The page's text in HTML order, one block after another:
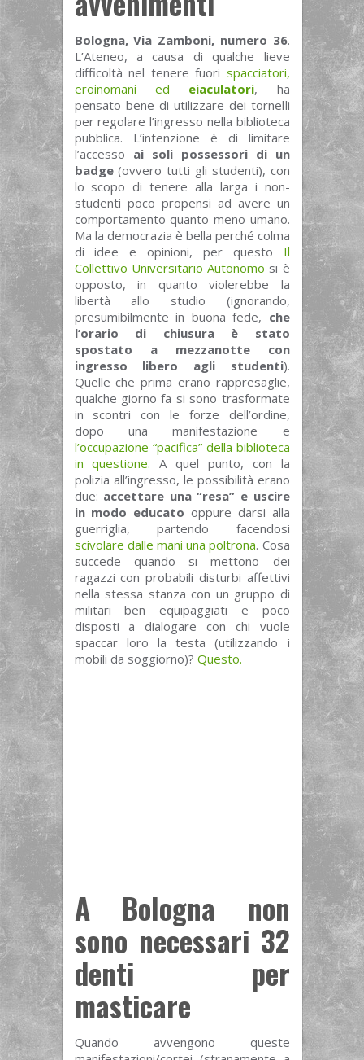
Bologna, Via Zamboni, numero 36.
L’Ateneo, a causa di qualche lieve
difficoltà nel tenere fuori spacciatori,
eroinomani ed eiaculatori, ha
pensato bene di utilizzare dei tornelli
per regolare l’ingresso nella biblioteca
pubblica. L’intenzione è di limitare
l’accesso ai soli possessori di un
badge(ovvero tutti gli studenti), con
lo scopo di tenere alla larga i non-
studenti poco propensi ad avere un
comportamento quanto meno umano.
Ma la democrazia è bella perché colma
di idee e opinioni, per questo Il
Collettivo Universitario Autonomo si è
opposto, in quanto violerebbe la
libertà allo studio (ignorando,
presumibilmente in buona fede, che
l’orario di chiusura è stato
spostato a mezzanotte con
ingresso libero agli studenti).
Quelle che prima erano rappresaglie,
qualche giorno fa si sono trasformate
in scontri con le forze dell’ordine,
dopo una manifestazione e
l’occupazione “pacifica” della biblioteca
in questione. A quel punto, con la
polizia all’ingresso, le possibilità erano
due: accettare una “resa” e uscire
in modo educato oppure darsi alla
guerriglia, partendo facendosi
scivolare dalle mani una poltrona. Cosa
succede quando si mettono dei
ragazzi con probabili disturbi affettivi
nella stessa stanza con un gruppo di
militari ben equipaggiati e poco
disposti a dialogare con chi vuole
spaccar loro la testa (utilizzando i
mobili da soggiorno)? Questo.
A Bologna non
sono necessari 32
denti per
masticare
Quando avvengono queste